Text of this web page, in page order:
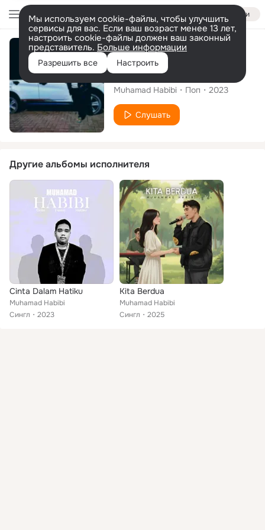
Войти
Мы используем cookie-файлы, чтобы улучшить
сервисы для вас. Если ваш возраст менее 13 лет,
настроить cookie-файлы должен ваш законный
представитель. Больше информации
Разрешить все Настроить
Сингл
Kekasih Ku
Muhamad Habibi Поп 2023
Слушать
Другие альбомы исполнителя
Cinta Dalam Hatiku
Muhamad Habibi
Сингл
2023
Kita Berdua
Muhamad Habibi
Сингл
2025